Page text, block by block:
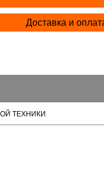
Доставка и
ТЕХНИКИ